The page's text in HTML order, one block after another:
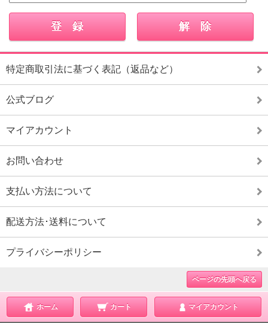
特定商取引法に基づく表記（返品など）
公式ブログ
マイアカウント
お問い合わせ
支払い方法について
配送方法･送料について
プライバシーポリシー
ページの先頭へ戻る
ホーム カート マイアカウント